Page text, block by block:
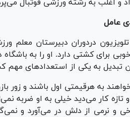
و اغلب به رشته ورزشی فوتبال
عامل
دردوران دبیرستان معلم
برای کشتی دارد. او را به
تبدیل به یکی از استعداد‌های
به هرقیمتی اول باشند و زور
کار می‌دید خیلی به او ضربه
و نرمی از دلش در می‌آورد و